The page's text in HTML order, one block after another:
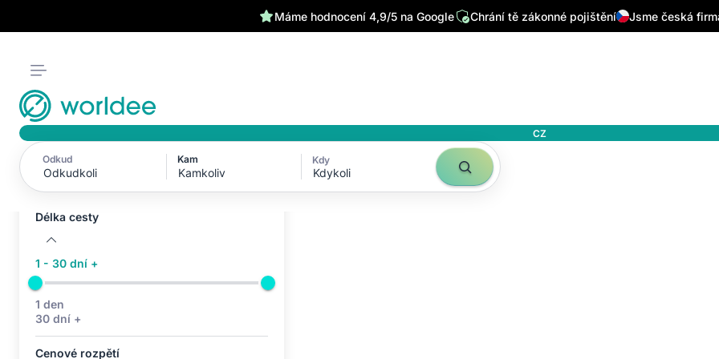
Máme hodnocení 4,9/5 na Google Chrání tě zákonné pojištění Jsme česká
CZ
Odkud Kam Kdy
Kdykoli
Aktivní filtry (0)
Žádné aktivní filtry
Délka cesty
1 - 30 dní +
1 den
30 dní +
Cenové rozpětí